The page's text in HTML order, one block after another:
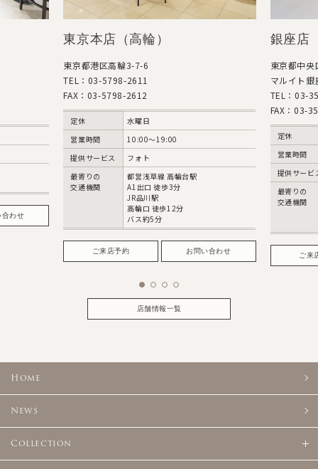
わせ
東京本店（高輪）
東京都港区高輪3-7-6
TEL：03-5798-2611
FAX：03-5798-2612
定休
水曜日
営業時間
10:00〜19:00
提供サービス
フォト
最寄りの
交通機関
都営浅草線 高輪台駅
A1出口 徒歩3分
JR品川駅
高輪口 徒歩12分
バス約5分
ご来店予約 お問い合わせ
銀座店
東京都中
マルイト
TEL：03-
FAX：03-
定休
営業時間
提供サービ
最寄りの
交通機関
ご来
店舗情報一覧
Home
News
Collection